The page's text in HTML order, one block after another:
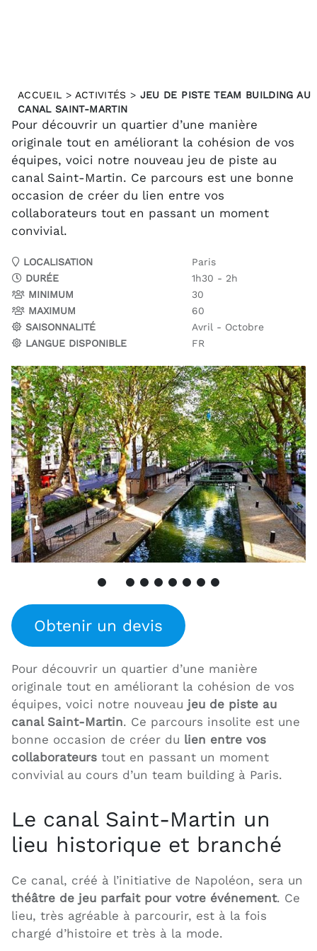
ACCUEIL > ACTIVITÉS > JEU DE PISTE TEAM BUILDING AU
CANAL SAINT-MARTIN
Pour découvrir un quartier d’une manière
originale tout en améliorant la cohésion de vos
équipes, voici notre nouveau jeu de piste au
canal Saint-Martin. Ce parcours est une bonne
occasion de créer du lien entre vos
collaborateurs tout en passant un moment
convivial.
LOCALISATION
Paris
DURÉE
1h30 - 2h
MINIMUM
30
MAXIMUM
60
SAISONNALITÉ
Avril - Octobre
LANGUE DISPONIBLE
FR
Obtenir un devis
Pour découvrir un quartier d’une manière
originale tout en améliorant la cohésion de vos
équipes, voici notre nouveau jeu de piste au
canal Saint-Martin. Ce parcours insolite est une
bonne occasion de créer du lien entre vos
collaborateurs tout en passant un moment
convivial au cours d’un team building à Paris.
Le canal Saint-Martin un
lieu historique et branché
Ce canal, créé à l’initiative de Napoléon, sera un
théâtre de jeu parfait pour votre événement. Ce
lieu, très agréable à parcourir, est à la fois
chargé d’histoire et très à la mode.